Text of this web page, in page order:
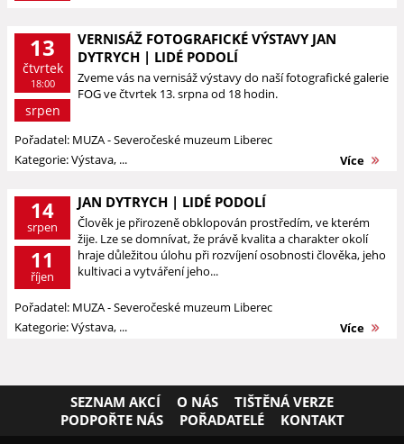
13
čtvrtek
18:00
srpen
VERNISÁŽ FOTOGRAFICKÉ VÝSTAVY JAN
DYTRYCH | LIDÉ PODOLÍ
Zveme vás na vernisáž výstavy do naší fotografické galerie
FOG ve čtvrtek 13. srpna od 18 hodin.
Pořadatel: MUZA - Severočeské muzeum Liberec
Kategorie: Výstava, ...
Více
14
srpen
11
říjen
JAN DYTRYCH | LIDÉ PODOLÍ
Člověk je přirozeně obklopován prostředím, ve kterém
žije. Lze se domnívat, že právě kvalita a charakter okolí
hraje důležitou úlohu při rozvíjení osobnosti člověka, jeho
kultivaci a vytváření jeho...
Pořadatel: MUZA - Severočeské muzeum Liberec
Kategorie: Výstava, ...
Více
SEZNAM AKCÍ O NÁS
TIŠTĚNÁ VERZE
PODPOŘTE NÁS
POŘADATELÉ KONTAKT